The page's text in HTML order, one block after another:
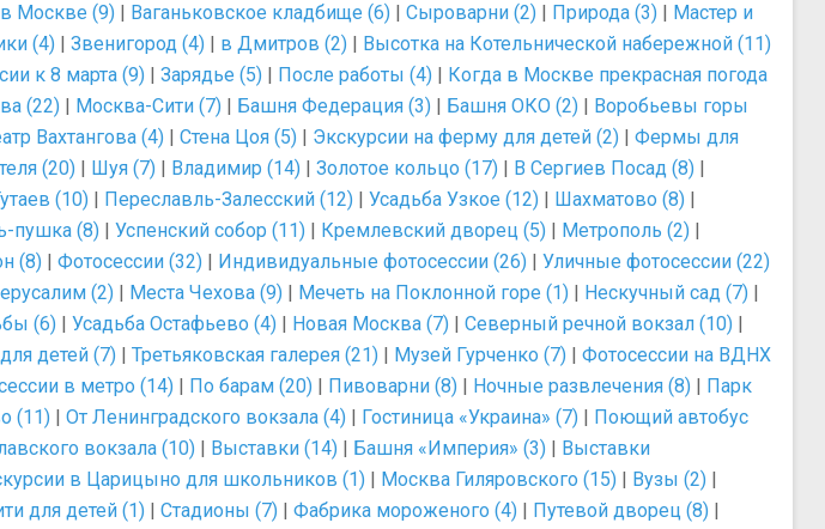
Москве (9) | Ваганьковское кладбище (6) | Сыроварни (2) | Природа (3) | Мастер и
(4) | Звенигород (4) | в Дмитров (2) | Высотка на Котельнической набережной (11)
к 8 марта (9) | Зарядье (5) | После работы (4) | Когда в Москве прекрасная погода
(22) | Москва-Сити (7) | Башня Федерация (3) | Башня ОКО (2) | Воробьевы горы
Вахтангова (4) | Стена Цоя (5) | Экскурсии на ферму для детей (2) | Фермы для
(20) | Шуя (7) | Владимир (14) | Золотое кольцо (17) | В Сергиев Посад (8) |
(10) | Переславль-Залесский (12) | Усадьба Узкое (12) | Шахматово (8) |
пушка (8) | Успенский собор (11) | Кремлевский дворец (5) | Метрополь (2) |
(8) | Фотосессии (32) | Индивидуальные фотосессии (26) | Уличные фотосессии (22)
(2) | Места Чехова (9) | Мечеть на Поклонной горе (1) | Нескучный сад (7) |
(6) | Усадьба Остафьево (4) | Новая Москва (7) | Северный речной вокзал (10) |
детей (7) | Третьяковская галерея (21) | Музей Гурченко (7) | Фотосессии на ВДНХ
в метро (14) | По барам (20) | Пивоварни (8) | Ночные развлечения (8) | Парк
(11) | От Ленинградского вокзала (4) | Гостиница «Украина» (7) | Поющий автобус
вокзала (10) | Выставки (14) | Башня «Империя» (3) | Выставки
в Царицыно для школьников (1) | Москва Гиляровского (15) | Вузы (2) |
для детей (1) | Стадионы (7) | Фабрика мороженого (4) | Путевой дворец (8) |